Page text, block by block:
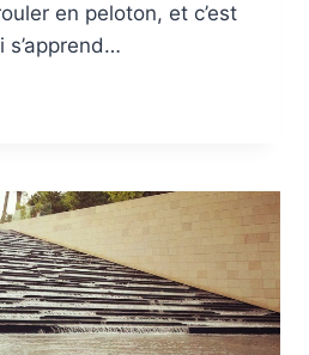
en peloton, et c’est
s’apprend…